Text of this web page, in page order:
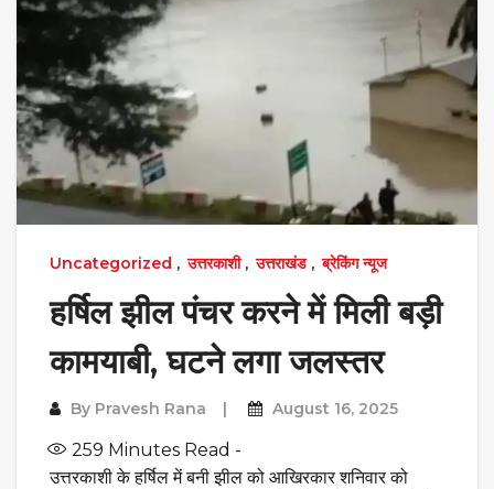
Uncategorized , उत्तरकाशी, उत्तराखंड, ब्रेकिंग न्यूज
हर्षिल झील पंचर करने में मिली बड़ी
कामयाबी, घटने लगा जलस्तर
By Pravesh Rana August 16, 2025
259 Minutes Read -
उत्तरकाशी के हर्षिल में बनी झील को आखिरकार शनिवार को